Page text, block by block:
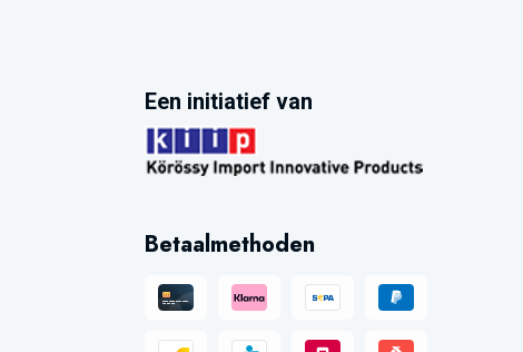
Een initiatief van
Betaalmethoden